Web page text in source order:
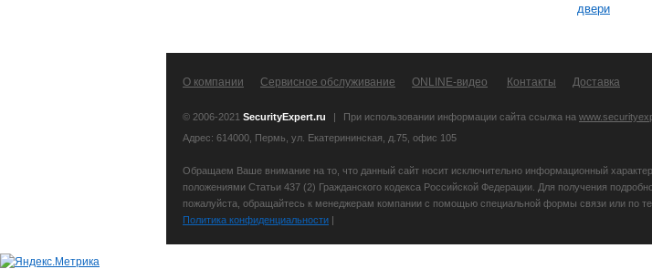
двери
О компании Сервисное обслуживание ONLINE-видео Контакты Доставка
© 2006-2021 SecurityExpert.ru | При использовании информации сайта ссылка на
Адрес: 614000, Пермь, ул. Екатерининская, д.75, офис 105
Обращаем Ваше внимание на то, что данный сайт носит исключительно информационный
положениями Статьи 437 (2) Гражданского кодекса Российской Федерации. Для получения
пожалуйста, обращайтесь к менеджерам компании с помощью специальной формы связи или по
Политика конфиденциальности |